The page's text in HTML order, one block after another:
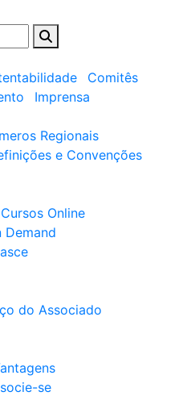
Comitês
Imprensa
Regionais
e Convenções
Cursos Online
Demand
do Associado
se